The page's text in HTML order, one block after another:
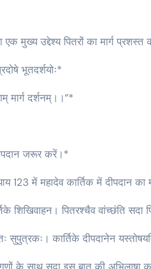
एक मुख्य उद्देश्य पितरों का मार्ग
भूतदर्शयोः*
मार्ग दर्शनम्।।”*
जरूर करें।*
123 में महादेव कार्तिक में दीपदान
शिखिवाहन। पितरश्चैव वांच्छंति सदा
सुपुत्रकः। कार्तिके दीपदानेन
के साथ सदा इस बात की अभिलाषा